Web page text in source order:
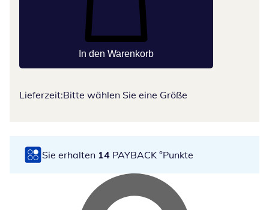
In den Warenkorb
Lieferzeit:Bitte wählen Sie eine Größe
Sie erhalten 14 PAYBACK °Punkte